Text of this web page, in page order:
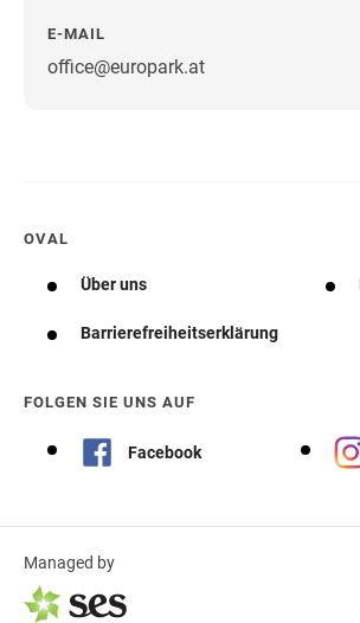
E-MAIL
office@europark.atWegbeschreibung
OVAL
Über uns
Barrierefreiheitserklärung
FOLGEN SIE UNS AUF
Facebook
Managed by